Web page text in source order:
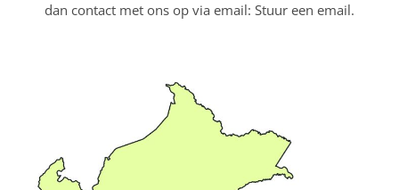
dan contact met ons op via email: Stuur een email.